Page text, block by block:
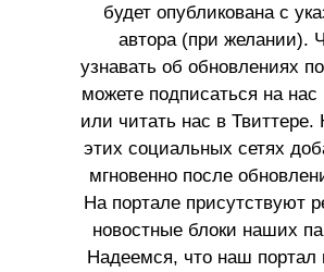
будет опубликована с
автора (при желании).
узнавать об обновлениях
можете подписаться на нас
или читать нас в Твиттере.
этих социальных сетях
мгновенно после
На портале присутствуют
новостные блоки наших
Надеемся, что наш портал